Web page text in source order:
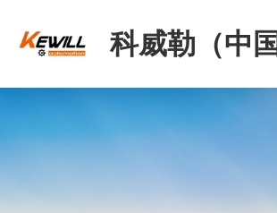
科威勒（中